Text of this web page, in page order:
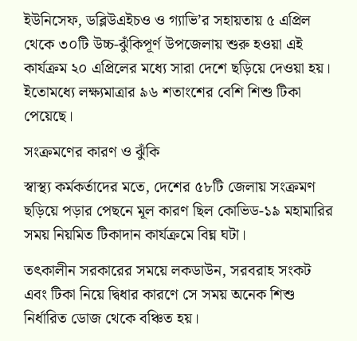
ইউনিসেফ, ডব্লিউএইচও ও গ্যাভি’র সহায়তায় ৫ এপ্রিল
থেকে ৩০টি উচ্চ-ঝুঁকিপূর্ণ উপজেলায় শুরু হওয়া এই
কার্যক্রম ২০ এপ্রিলের মধ্যে সারা দেশে ছড়িয়ে দেওয়া হয়।
ইতোমধ্যে লক্ষ্যমাত্রার ৯৬ শতাংশের বেশি শিশু টিকা
পেয়েছে।
সংক্রমণের কারণ ও ঝুঁকি
স্বাস্থ্য কর্মকর্তাদের মতে, দেশের ৫৮টি জেলায় সংক্রমণ
ছড়িয়ে পড়ার পেছনে মূল কারণ ছিল কোভিড-১৯ মহামারির
সময় নিয়মিত টিকাদান কার্যক্রমে বিঘ্ন ঘটা।
তৎকালীন সরকারের সময়ে লকডাউন, সরবরাহ সংকট
এবং টিকা নিয়ে দ্বিধার কারণে সে সময় অনেক শিশু
নির্ধারিত ডোজ থেকে বঞ্চিত হয়।